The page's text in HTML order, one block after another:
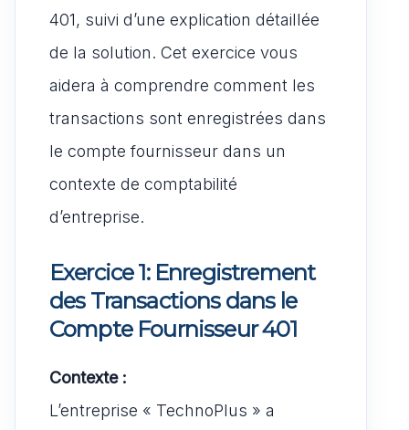
401, suivi d’une explication détaillée
de la solution. Cet exercice vous
aidera à comprendre comment les
transactions sont enregistrées dans
le compte fournisseur dans un
contexte de comptabilité
d’entreprise.
Exercice 1: Enregistrement
des Transactions dans le
Compte Fournisseur 401
Contexte :
L’entreprise « TechnoPlus » a